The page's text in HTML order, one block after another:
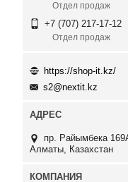
Отдел продаж
+7 (707) 217-17-12
Отдел продаж
https://shop-it.kz/
s2@nextit.kz
пр. Райымбека
Алматы, Казахстан